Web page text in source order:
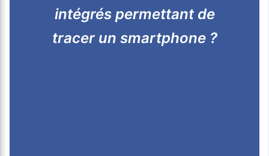
intégrés permettant de
tracer un smartphone ?